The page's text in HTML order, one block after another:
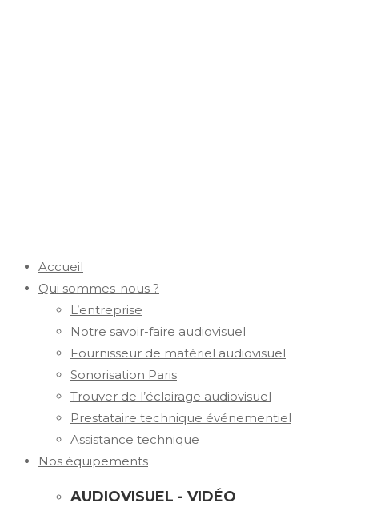
Accueil
Qui sommes-nous ?
L’entreprise
Notre savoir-faire audiovisuel
Fournisseur de matériel audiovisuel
Sonorisation Paris
Trouver de l’éclairage audiovisuel
Prestataire technique événementiel
Assistance technique
Nos équipements
AUDIOVISUEL - VIDÉO